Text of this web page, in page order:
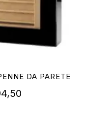
DA PARETE